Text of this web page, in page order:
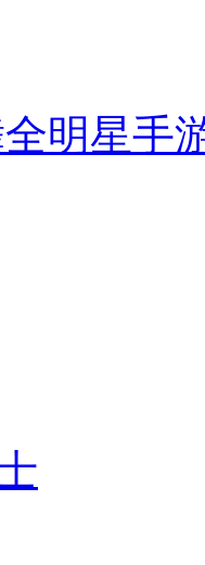
明星手